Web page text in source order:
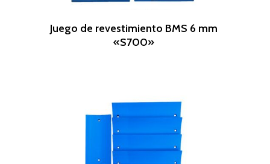
Leer Más
Juego de revestimiento BMS 6 mm
«S700»